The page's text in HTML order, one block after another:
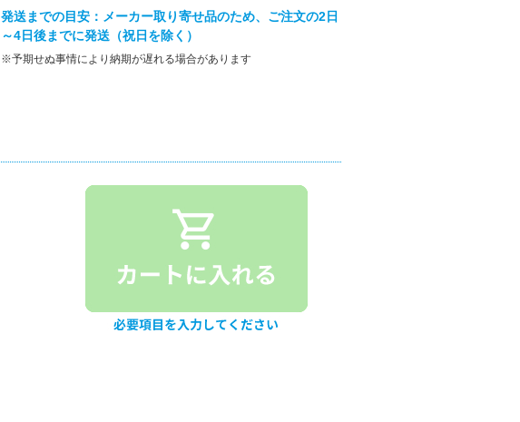
発送までの目安：メーカー取り寄せ品のため、ご注文の2日
～4日後までに発送（祝日を除く）
※予期せぬ事情により納期が遅れる場合があります